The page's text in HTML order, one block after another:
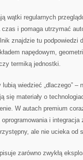
wątki regularnych
i pomaga utrzymać
znajdzie tu podpowiedzi
napędowym,
termiką jednostki.
wiedzieć „dlaczego” –
się materiały o
W autach premium
i integracja
ale nie ucieka od
zarówno zwykłą